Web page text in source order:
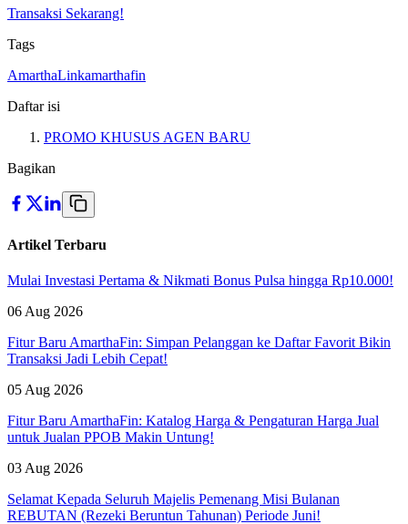
Transaksi Sekarang!
Tags
AmarthaLinkamarthafin
Daftar isi
PROMO KHUSUS AGEN BARU
Bagikan
Artikel Terbaru
Mulai Investasi Pertama & Nikmati Bonus Pulsa hingga Rp10.000!
06 Aug 2026
Fitur Baru AmarthaFin: Simpan Pelanggan ke Daftar Favorit Bikin
Transaksi Jadi Lebih Cepat!
05 Aug 2026
Fitur Baru AmarthaFin: Katalog Harga & Pengaturan Harga Jual
untuk Jualan PPOB Makin Untung!
03 Aug 2026
Selamat Kepada Seluruh Majelis Pemenang Misi Bulanan
REBUTAN (Rezeki Beruntun Tahunan) Periode Juni!